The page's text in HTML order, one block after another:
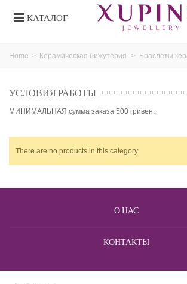
КАТАЛОГ
Home > Керамическая бижутерия > Браслеты
УСЛОВИЯ РАБОТЫ
МИНИМАЛЬНАЯ сумма заказа 500 гривен.
There are no products in this category
О НАС
КОНТАКТЫ